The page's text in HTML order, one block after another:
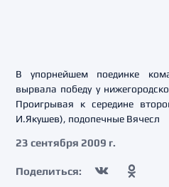
В упорнейшем поединке
вырвала победу у
Проигрывая к середине
И.Якушев), подопечные Вячесл
23 сентября 2009 г.
Поделиться: